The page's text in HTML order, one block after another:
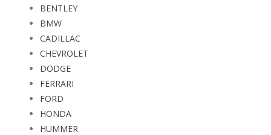
BENTLEY
BMW
CADILLAC
CHEVROLET
DODGE
FERRARI
FORD
HONDA
HUMMER